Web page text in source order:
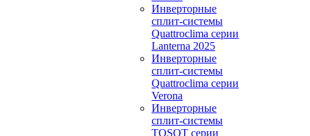
Инверторные
сплит-системы
Quattroclima серии
Lanterna 2025
Инверторные
сплит-системы
Quattroclima серии
Verona
Инверторные
сплит-системы
TOSOT серии